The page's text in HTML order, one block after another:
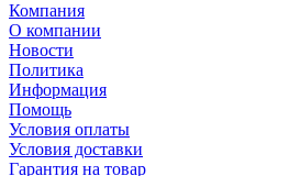
Компания
О компании
Новости
Политика
Информация
Помощь
Условия оплаты
Условия доставки
Гарантия на товар